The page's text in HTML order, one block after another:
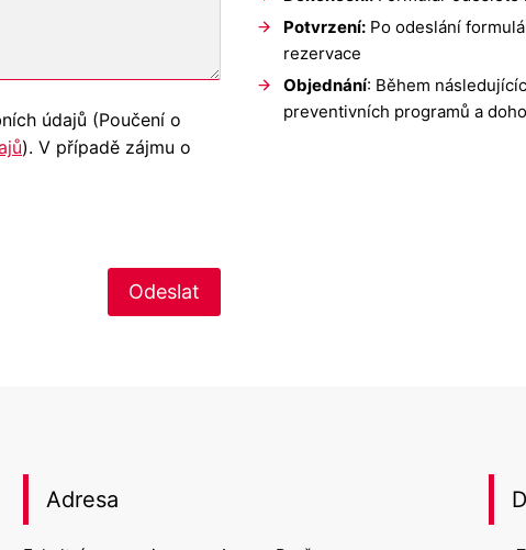
údajů (Poučení o
). V případě zájmu o
Odeslat
Potvrzení: Po odeslání
rezervace
Objednání: Během
preventivních programů a
Adresa